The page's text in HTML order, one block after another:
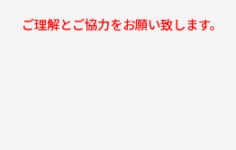
ご理解とご協力をお願い致します。